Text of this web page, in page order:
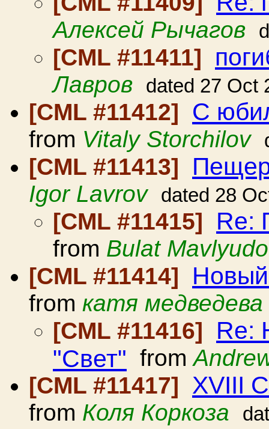
Алексей Рычагов
[CML #11411]
Лавров dated 27 Oct
[CML #11412] С
from Vitaly Storchilov
[CML #11413]
Igor Lavrov dated 28
[CML #11415] Re:
from Bulat
[CML #11414]
from катя медведева
[CML #11416]
Re:
"Свет" from
[CML #11417]
XVIII
from Коля Коркоза